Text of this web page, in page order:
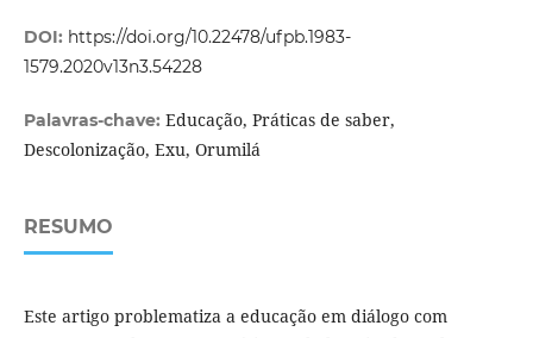
DOI: https://doi.org/10.22478/ufpb.1983-
1579.2020v13n3.54228
Palavras-chave: Educação, Práticas de saber,
Descolonização, Exu, Orumilá
RESUMO
Este artigo problematiza a educação em diálogo com